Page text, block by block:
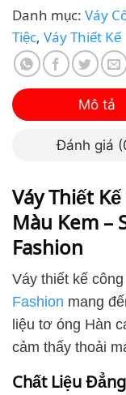
Danh mục:Váy
Tiệc,Váy Thiết Kế
Mô tả
Đánh giá
Váy Thiết
Màu Kem –
Fashion
Váy thiết kế
Fashion mang
liệu tơ óng Hàn
cảm thấy thoải
Chất Liệu